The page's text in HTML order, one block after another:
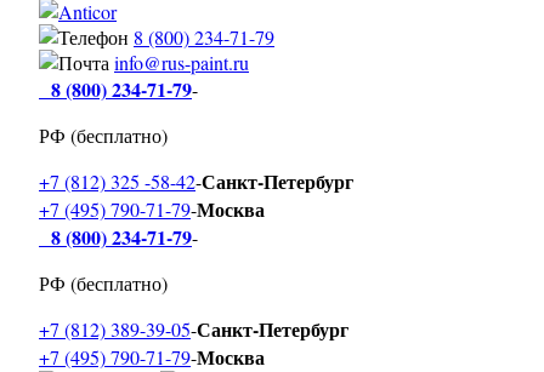
8 (800) 234-71-79
info@rus-paint.ru
8 (800) 234-71-79-
РФ (бесплатно)
+7 (812) 325 -58-42-Санкт-Петербург
+7 (495) 790-71-79-Москва
8 (800) 234-71-79-
РФ (бесплатно)
+7 (812) 389-39-05-Санкт-Петербург
+7 (495) 790-71-79-Москва